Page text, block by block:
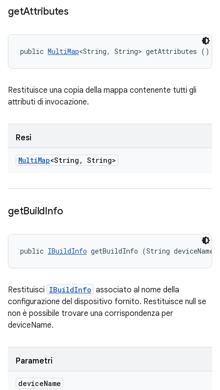
getAttributes
public MultiMap<String, String> getAttributes ()
Restituisce una copia della mappa contenente tutti gli
attributi di invocazione.
Resi
MultiMap<String , String>
getBuildInfo
public IBuildInfo getBuildInfo (String deviceName)
Restituisci IBuildInfo associato al nome della
configurazione del dispositivo fornito. Restituisce null se
non è possibile trovare una corrispondenza per
deviceName.
Parametri
deviceName